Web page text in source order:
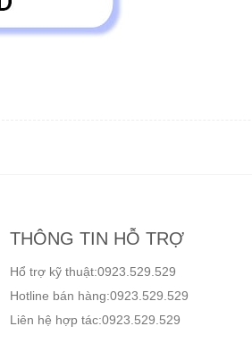
THÔNG TIN HỖ TRỢ
Hổ trợ kỹ thuật:0923.529.529
Hotline bán hàng:0923.529.529
Liên hệ hợp tác:0923.529.529